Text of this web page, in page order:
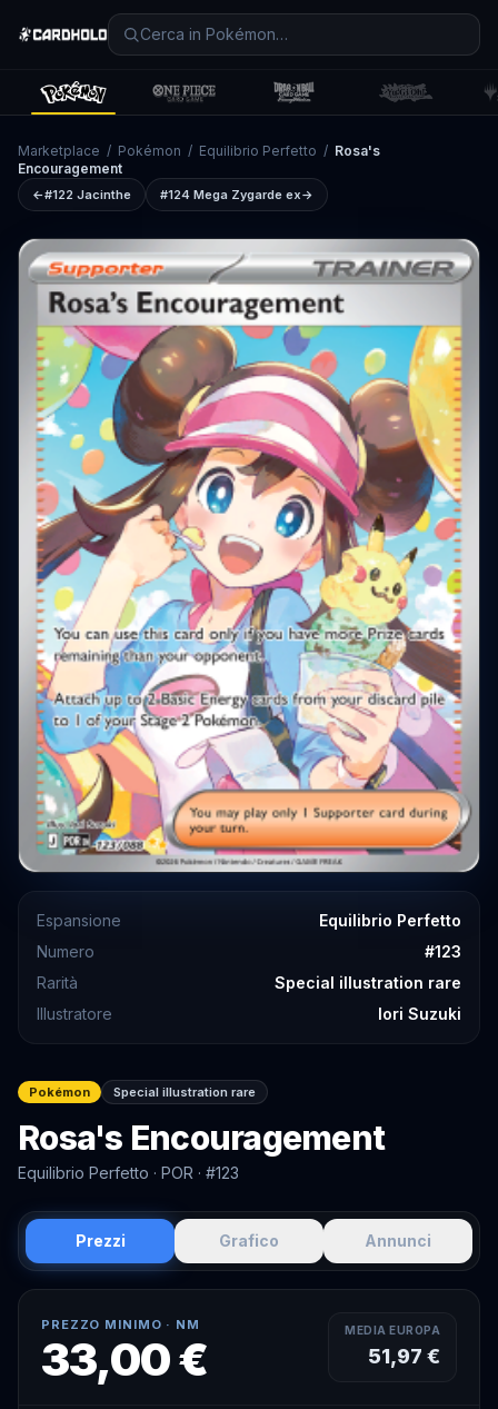
Marketplace / Pokémon / Equilibrio Perfetto / Rosa's
Encouragement
←#122 Jacinthe #124 Mega Zygarde ex→
Espansione
Equilibrio Perfetto
Numero
#123
Rarità
Special illustration rare
Illustratore
Iori Suzuki
Pokémon Special illustration rare
Rosa's Encouragement
Equilibrio Perfetto · POR · #123
Prezzi Grafico Annunci
PREZZO MINIMO · NM
33,00 €
MEDIA EUROPA
51,97 €